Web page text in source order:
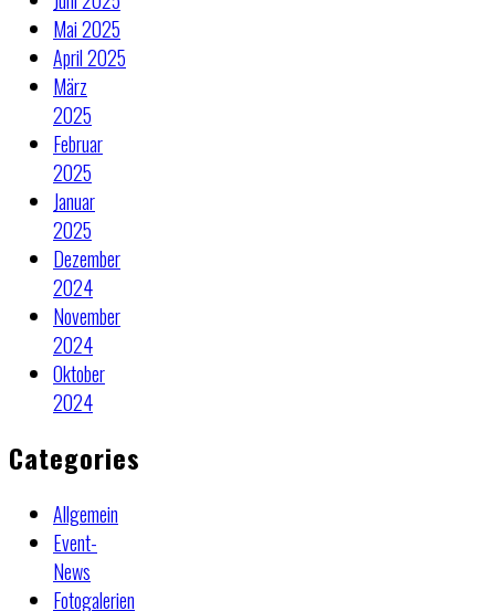
Mai 2025
April 2025
März
2025
Februar
2025
Januar
2025
Dezember
2024
November
2024
Oktober
2024
Categories
Allgemein
Event-
News
Fotogalerien